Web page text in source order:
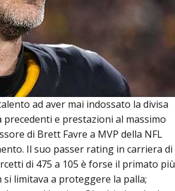
ad aver mai indossato la divisa
e prestazioni al massimo
di Brett Favre a MVP della NFL
Il suo passer rating in carriera di
di 475 a 105 è forse il primato più
limitava a proteggere la palla;